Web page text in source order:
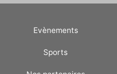
Evènements
Sports